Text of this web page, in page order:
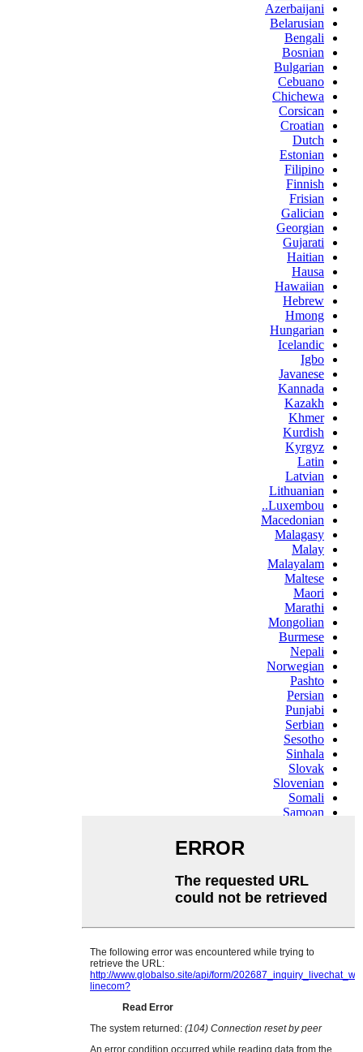
Azerbaijani
Belarusian
Bengali
Bosnian
Bulgarian
Cebuano
Chichewa
Corsican
Croatian
Dutch
Estonian
Filipino
Finnish
Frisian
Galician
Georgian
Gujarati
Haitian
Hausa
Hawaiian
Hebrew
Hmong
Hungarian
Icelandic
Igbo
Javanese
Kannada
Kazakh
Khmer
Kurdish
Kyrgyz
Latin
Latvian
Lithuanian
Luxembou..
Macedonian
Malagasy
Malay
Malayalam
Maltese
Maori
Marathi
Mongolian
Burmese
Nepali
Norwegian
Pashto
Persian
Punjabi
Serbian
Sesotho
Sinhala
Slovak
Slovenian
Somali
Samoan
Swahili
Tajik
Telugu
Ukrainian
Urdu
Xhosa
Yiddish